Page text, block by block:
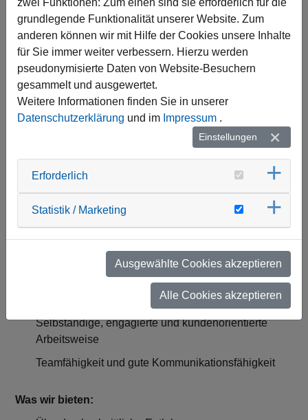
Montagetätigkeit und Störungsbeseitigung beim
Kunden
Programmierung und Wartung unserer Systeme und
Komponenten (TELENOT, ABI, Honeywell,
Hikvision)
Gewährleistung einer hohen Kundenzufriedenheit
Übernahme vom hauseigenen 24h-Notdienst
(gesonderte Vergütung) in regelmäßigen Zyklen
nach erfolgter Einarbeitung
Ihr Profil:
Erfolgreich abgeschlossene Ausbildung im Bereich
Gute Deutschkenntnisse in Wort und Schrift
Berufserfahrung in vergleichbarer Tätigkeit ist von
Selbständige, engagierte und kundenorientierte
Arbeitsweise
Teamfähigkeit und gute Kommunikationsfähigkeit
Was wir bieten:
zwei Funktionen: Zum einen sind sie erforderlich für die
grundlegende Funktionalität unserer Website. Zum
anderen können wir mit Hilfe der Cookies unsere Inhalte
für Sie immer weiter verbessern. Hierzu werden
pseudonymisierte Daten von Website-Besuchern
gesammelt und ausgewertet.
Weitere Informationen finden Sie in unserer
Datenschutzerklärung und im Impressum .
Einstellungen
Erforderlich
Statistik / Marketing
Ausgewählte Cookies akzeptieren
Alle Cookies akzeptieren